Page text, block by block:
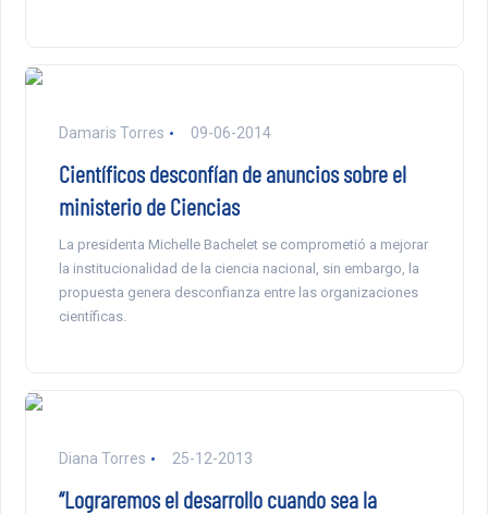
Damaris Torres 09-06-2014
Científicos desconfían de anuncios sobre el
ministerio de Ciencias
La presidenta Michelle Bachelet se comprometió a mejorar
la institucionalidad de la ciencia nacional, sin embargo, la
propuesta genera desconfianza entre las organizaciones
científicas.
Diana Torres 25-12-2013
“Lograremos el desarrollo cuando sea la